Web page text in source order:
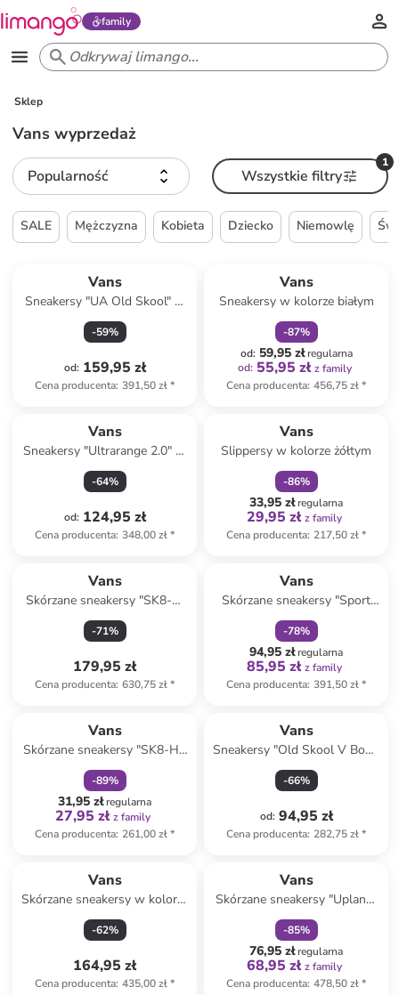
family
Sklep
Vans wyprzedaż
Popularność
1
Wszystkie filtry
SALE Mężczyzna Kobieta Dziecko Niemowlę
Vans
Sneakersy "UA Old Skool" w
kolorze czarnym
-59%
od: 159,95 zł
Cena producenta: 391,50 zł*
Vans
Sneakersy w kolorze białym
-87%
od: 59,95 złregularna
od: 55,95 zł z family
Cena producenta: 456,75 zł*
Vans
Sneakersy "Ultrarange 2.0" w
kolorze czarnym
-64%
od: 124,95 zł
Cena producenta: 348,00 zł*
Vans
Slippersy w kolorze żółtym
-86%
33,95 złregularna
29,95 zł z family
Cena producenta: 217,50 zł*
Vans
Skórzane sneakersy "SK8-Hi
MTE-2" w kolorze czarnym
-71%
179,95 zł
Cena producenta: 630,75 zł*
Vans
Skórzane sneakersy "Sport
Low" w kolorze zielonym
-78%
94,95 złregularna
85,95 zł z family
Cena producenta: 391,50 zł*
Vans
Skórzane sneakersy "SK8-Hi"
w kolorze szarym
-89%
31,95 złregularna
27,95 zł z family
Cena producenta: 261,00 zł*
Vans
Sneakersy "Old Skool V Bow"
w kolorze różowym
-66%
od: 94,95 zł
Cena producenta: 282,75 zł*
Vans
Skórzane sneakersy w kolorze
czarnym
-62%
164,95 zł
Cena producenta: 435,00 zł*
Vans
Skórzane sneakersy "Upland"
w kolorze biało-
pomarańczowym
-85%
76,95 złregularna
68,95 zł z family
Cena producenta: 478,50 zł*